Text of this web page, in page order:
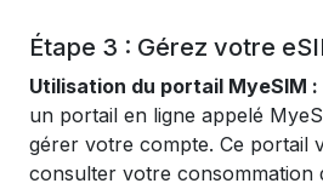
Étape 3 : Gérez votre
Utilisation du portail MyeSIM :
un portail en ligne appelé
gérer votre compte. Ce portail
consulter votre consommation